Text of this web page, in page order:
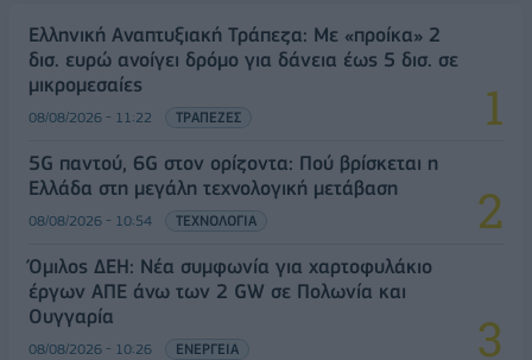
Ελληνική Αναπτυξιακή Τράπεζα: Με «προίκα» 2
δισ. ευρώ ανοίγει δρόμο για δάνεια έως 5 δισ. σε
μικρομεσαίες
08/08/2026 - 11:22 ΤΡΑΠΕΖΕΣ
5G παντού, 6G στον ορίζοντα: Πού βρίσκεται η
Ελλάδα στη μεγάλη τεχνολογική μετάβαση
08/08/2026 - 10:54 ΤΕΧΝΟΛΟΓΙΑ
Όμιλος ΔΕΗ: Νέα συμφωνία για χαρτοφυλάκιο
έργων ΑΠΕ άνω των 2 GW σε Πολωνία και
Ουγγαρία
08/08/2026 - 10:26 ΕΝΕΡΓΕΙΑ